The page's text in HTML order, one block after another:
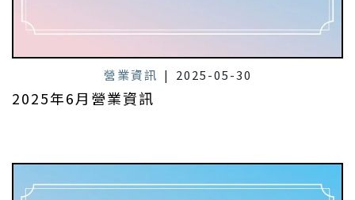
營業資訊 | 2025-05-30
2025年6月營業資訊